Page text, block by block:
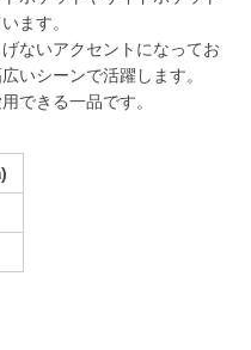
ます。
ないアクセントになってお
いシーンで活躍します。
できる一品です。